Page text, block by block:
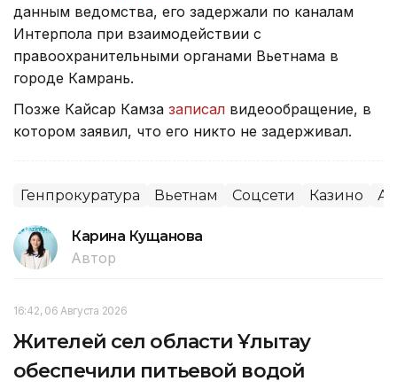
данным ведомства, его задержали по каналам
Интерпола при взаимодействии с
правоохранительными органами Вьетнама в
городе Камрань.
Позже Кайсар Камза записал видеообращение, в
котором заявил, что его никто не задерживал.
Генпрокуратура Вьетнам Соцсети Казино
Карина Кущанова
Автор
16:42, 06 Августа 2026
Жителей сел области Ұлытау
обеспечили питьевой водой